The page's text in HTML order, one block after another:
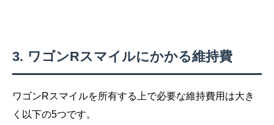
ワゴンRスマイルにかかる維持費
ワゴンRスマイルを所有する上で必要な維持費用は大き
く以下の5つです。